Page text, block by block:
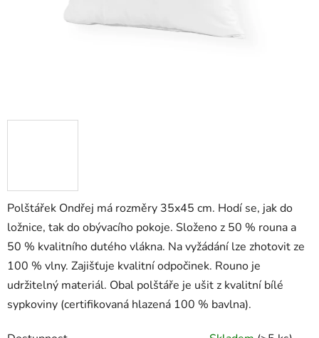
Polštářek Ondřej má rozměry 35x45 cm. Hodí se, jak do
ložnice, tak do obývacího pokoje. Složeno z 50 % rouna a
50 % kvalitního dutého vlákna. Na vyžádání lze zhotovit ze
100 % vlny. Zajišťuje kvalitní odpočinek. Rouno je
udržitelný materiál. Obal polštáře je ušit z kvalitní bílé
sypkoviny (certifikovaná hlazená 100 % bavlna).